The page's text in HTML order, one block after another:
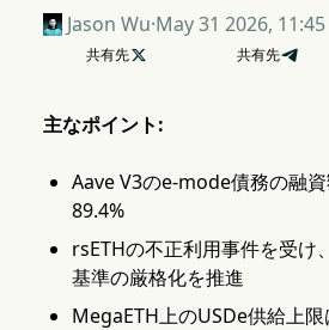
Jason Wu·May 31 2026, 11:45
共有先 共有先
主なポイント:
Aave V3のe-mode債務の融
89.4%
rsETHの不正利用事件を受け
基準の厳格化を推進
MegaETH上のUSDe供給上